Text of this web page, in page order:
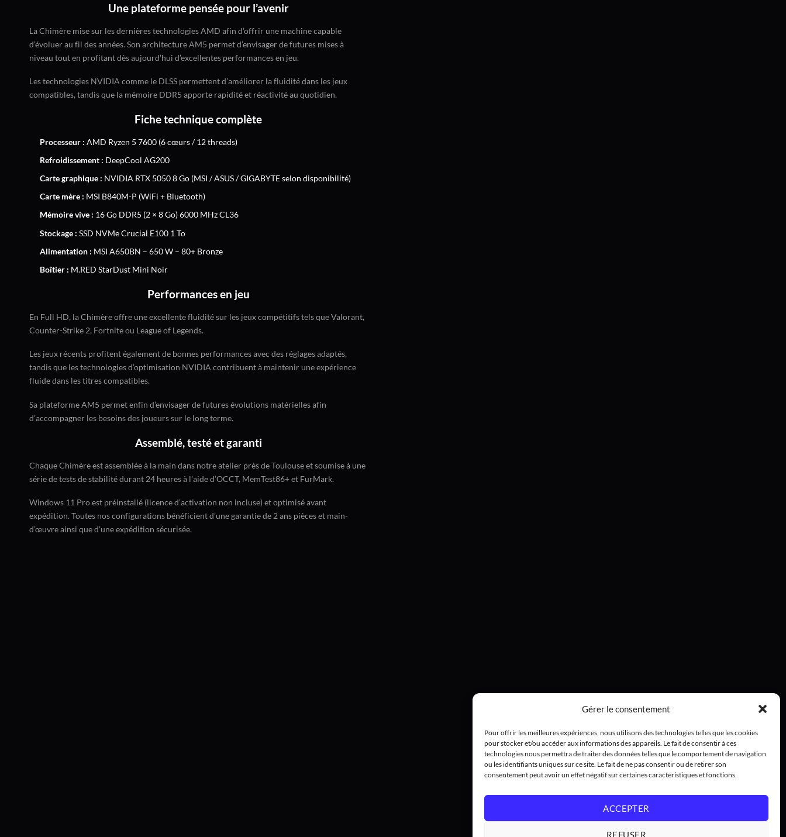
Gérer le consentement
Pour offrir les meilleures expériences, nous utilisons des technologies telles que les cookies
pour stocker et/ou accéder aux informations des appareils. Le fait de consentir à ces
technologies nous permettra de traiter des données telles que le comportement de navigation
ou les identifiants uniques sur ce site. Le fait de ne pas consentir ou de retirer son
consentement peut avoir un effet négatif sur certaines caractéristiques et fonctions.
ACCEPTER
REFUSER
Une plateforme pensée pour l’avenir
La Chimère mise sur les dernières technologies AMD afin d’offrir une machine capable
d’évoluer au fil des années. Son architecture AM5 permet d’envisager de futures mises à
niveau tout en profitant dès aujourd’hui d’excellentes performances en jeu.
Les technologies NVIDIA comme le DLSS permettent d’améliorer la fluidité dans les jeux
compatibles, tandis que la mémoire DDR5 apporte rapidité et réactivité au quotidien.
Fiche technique complète
Processeur : AMD Ryzen 5 7600 (6 cœurs / 12 threads)
Refroidissement : DeepCool AG200
Carte graphique : NVIDIA RTX 5050 8 Go (MSI / ASUS / GIGABYTE selon disponibilité)
Carte mère : MSI B840M-P (WiFi + Bluetooth)
Mémoire vive : 16 Go DDR5 (2 × 8 Go) 6000 MHz CL36
Stockage : SSD NVMe Crucial E100 1 To
Alimentation : MSI A650BN – 650 W – 80+ Bronze
Boîtier : M.RED StarDust Mini Noir
Performances en jeu
En Full HD, la Chimère offre une excellente fluidité sur les jeux compétitifs tels que Valorant,
Counter-Strike 2, Fortnite ou League of Legends.
Les jeux récents profitent également de bonnes performances avec des réglages adaptés,
tandis que les technologies d’optimisation NVIDIA contribuent à maintenir une expérience
fluide dans les titres compatibles.
Sa plateforme AM5 permet enfin d’envisager de futures évolutions matérielles afin
d’accompagner les besoins des joueurs sur le long terme.
Assemblé, testé et garanti
Chaque Chimère est assemblée à la main dans notre atelier près de Toulouse et soumise à une
série de tests de stabilité durant 24 heures à l’aide d’OCCT, MemTest86+ et FurMark.
Windows 11 Pro est préinstallé (licence d’activation non incluse) et optimisé avant
expédition. Toutes nos configurations bénéficient d’une garantie de 2 ans pièces et main-
d’œuvre ainsi que d’une expédition sécurisée.